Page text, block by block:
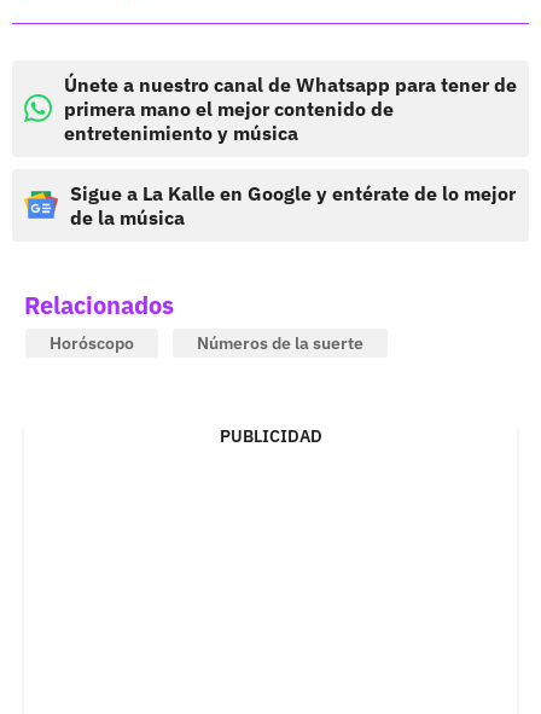
Únete a nuestro canal de Whatsapp para tener de
primera mano el mejor contenido de
entretenimiento y música
Sigue a La Kalle en Google y entérate de lo mejor
de la música
Relacionados
Horóscopo Números de la suerte
PUBLICIDAD